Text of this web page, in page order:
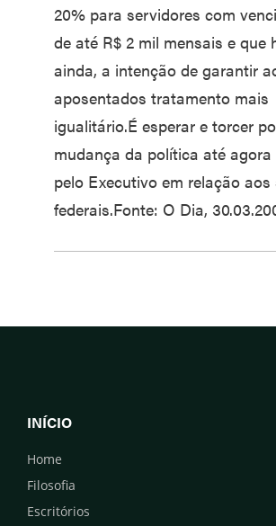
20% para servidores com
de até R$ 2 mil mensais e que
ainda, a intenção de garantir
aposentados tratamento mais
igualitário.É esperar e torcer
mudança da política até
pelo Executivo em relação
federais.Fonte: O Dia,
INÍCIO
Home
Filosofia
Escritórios